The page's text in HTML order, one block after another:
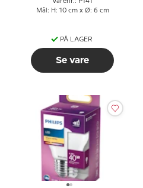
Varenr.: P141
Mål: H: 10 cm x Ø: 6 cm
PÅ LAGER
Se vare